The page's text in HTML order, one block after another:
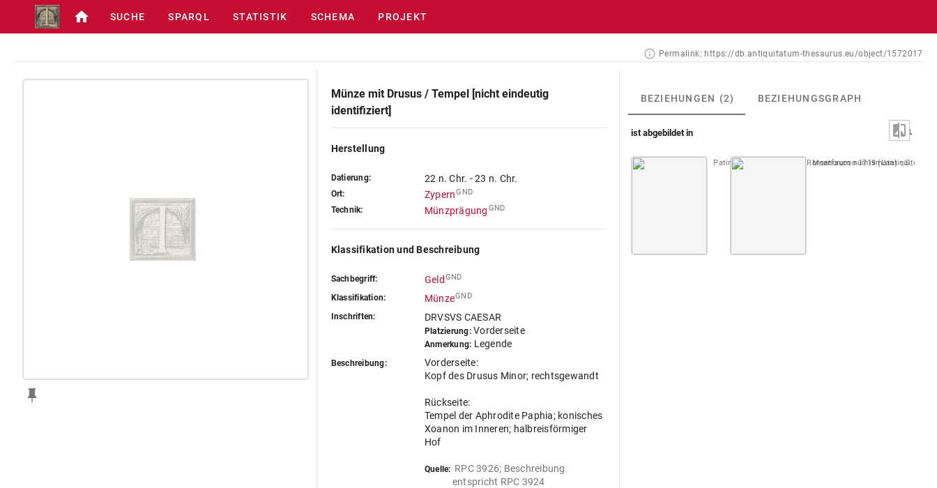
SUCHE SPARQL STATISTIK SCHEMA PROJEKT
Permalink: https://db.antiquitatum-thesaurus.eu/object/1572017
Münze mit Drusus / Tempel [nicht eindeutig
identifiziert]
Herstellung
Datierung: 22 n. Chr. - 23 n. Chr.
Ort: ZypernGND
Technik: Münzprägung GND
Klassifikation und Beschreibung
Sachbegriff: Geld GND
Klassifikation: MünzeGND
Inschriften: DRVSVS CAESAR
Platzierung:Vorderseite
Anmerkung: Legende
Beschreibung:
Vorderseite:
Kopf des Drusus Minor; rechtsgewandt
Rückseite:
Tempel der Aphrodite Paphia; konisches
Xoanon im Inneren; halbreisförmiger
Hof
Quelle: RPC 3926; Beschreibung
entspricht RPC 3924
BEZIEHUNGEN (2) BEZIEHUNGSGRAPH
ist abgebildet in
Patin 1671 (Imperatorum Romanorum numismata) S. 080
Montfaucon 1719 (L'antiquité, 1.